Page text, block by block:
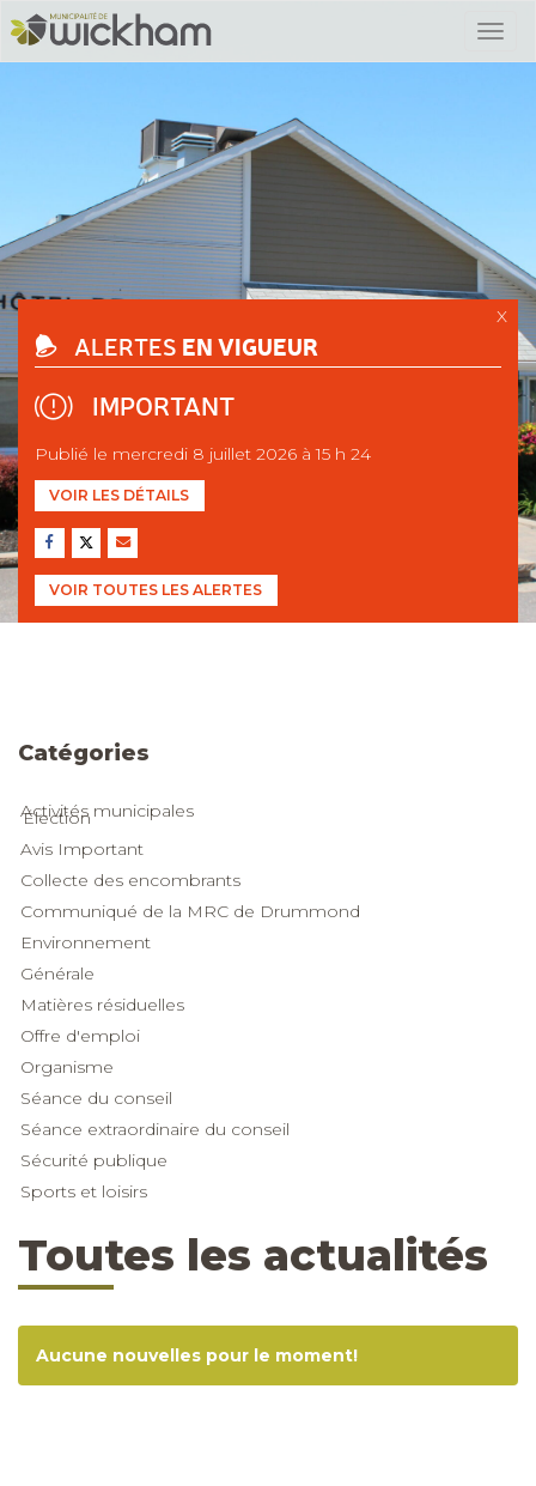
X
ALERTES EN VIGUEUR
IMPORTANT
Publié le mercredi 8 juillet 2026 à 15 h 24
VOIR LES DÉTAILS
VOIR TOUTES LES ALERTES
Catégories
Catégories
Activités municipales
Élection
Avis Important
Collecte des encombrants
Communiqué de la MRC de Drummond
Environnement
Générale
Matières résiduelles
Offre d'emploi
Organisme
Séance du conseil
Séance extraordinaire du conseil
Sécurité publique
Sports et loisirs
Toutes les actualités
Aucune nouvelles pour le moment!